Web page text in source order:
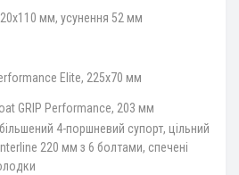
мм, усунення 52 мм
Elite, 225x70 мм
GRIP Performance, 203 мм
4-поршневий супорт, цільний
220 мм з 6 болтами, спечені